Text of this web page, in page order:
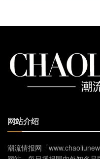
网站介绍
潮流情报网「